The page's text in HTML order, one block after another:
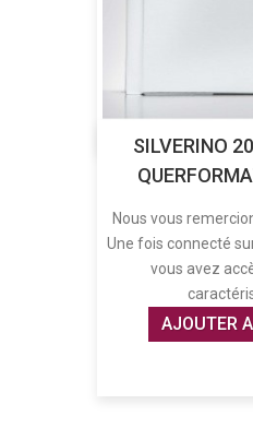
SILVERINO
Nous vous
Une fois connecté
vous avez
AJOUTER